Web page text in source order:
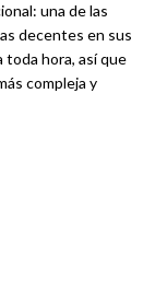
una de las
decentes en sus
toda hora, así que
compleja y